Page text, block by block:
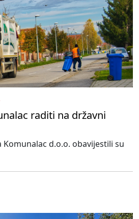
raditi na državni
d.o.o. obavijestili su